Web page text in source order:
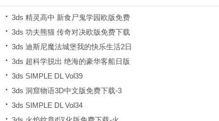
3ds 精灵高中 新食尸鬼学园欧版免费
3ds 功夫熊猫 传奇对决欧版免费下载
3ds 迪斯尼魔法城堡我的快乐生活2日
3ds 超科学脱出 绝海的豪华客船日版
3ds SIMPLE DL Vol39
3ds 洞窟物语3D中文版免费下载-3
3ds SIMPLE DL Vol34